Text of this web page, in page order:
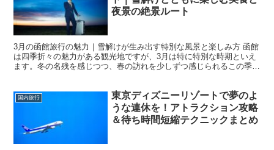
夜景の絶景ルート
3月の函館旅行の魅力｜雪解けが生み出す特別な風景と楽しみ方 函館
は四季折々の魅力がある観光地ですが、3月は特に特別な時期といえ
ます。冬の名残を感じつつ、春の訪れを少しずつ感じられるこの季節
国内旅行
東京ディズニーリゾートで夢のよ
うな連休を！アトラクション攻略
＆待ち時間短縮テクニックまとめ